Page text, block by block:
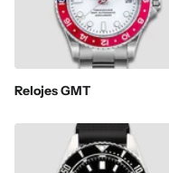
Relojes GMT